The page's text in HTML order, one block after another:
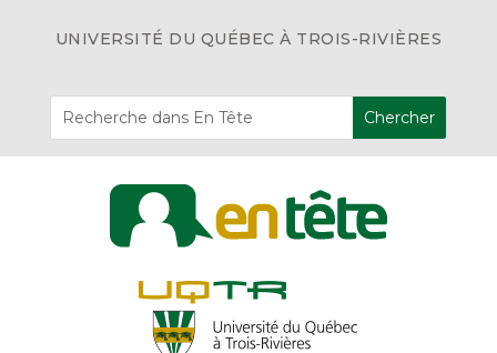
UNIVERSITÉ DU QUÉBEC À TROIS-RIVIÈRES